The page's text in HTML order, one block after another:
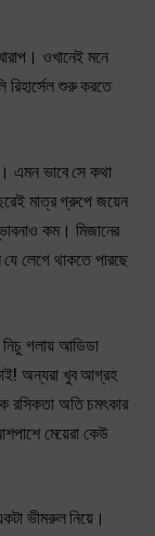
ওখানেই মনে
শুরু করতে
এমন ভাবে সে কথা
মাত্র গ্রুপে জয়েন
কম। মিজানের
লেগে থাকতে পারছে
গলায় আডিডা
অন্যরা খুব আগ্রহ
রসিকতা অতি চমৎকার
মেয়েরা কেউ
ভীমরুল নিয়ে।